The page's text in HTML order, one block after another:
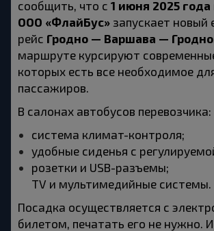
сообщить, что с 1 июня 2025 года
ООО «ФлайБус» запускает
рейс Гродно — Варшава — Гродно
маршруте курсируют
которых есть все необходимое
пассажиров.
В салонах автобусов перевозчика:
система климат-контроля;
удобные сиденья с
розетки и USB-разъемы;
TV и мультимедийные системы.
Посадка осуществляется с
билетом, печатать его не нужно.